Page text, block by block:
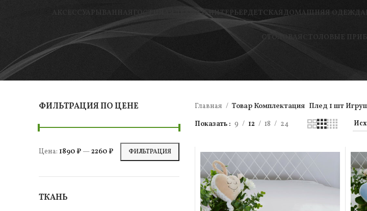
АКСЕССУАРЫ ВАННАЯ ГОСТИНАЯ ДЕКОР И ИНТЕРЬЕРДЕТСКАЯДОМАШНЯЯ ОДЕЖДА
СТОЛОВАЯ СТОЛОВЫЕ
ФИЛЬТРАЦИЯ ПО ЦЕНЕ
ФИЛЬТРАЦИЯ
Цена: 1890 ₽ —2260 ₽
ТКАНЬ
Главная Товар Комплектация Плед 1 шт
Показать
9 12 18 24